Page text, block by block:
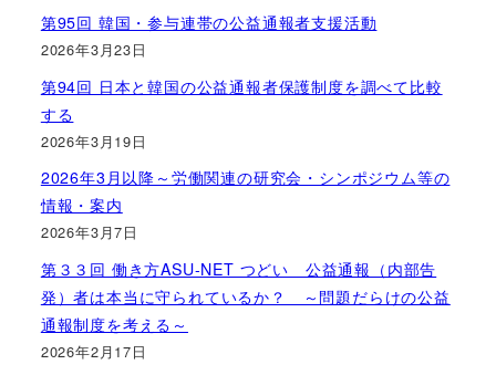
第95回 韓国・参与連帯の公益通報者支援活動
2026年3月23日
第94回 日本と韓国の公益通報者保護制度を調べて比較
する
2026年3月19日
2026年3月以降～労働関連の研究会・シンポジウム等の
情報・案内
2026年3月7日
第３３回 働き方ASU-NET つどい 公益通報（内部告
発）者は本当に守られているか？ ～問題だらけの公益
通報制度を考える～
2026年2月17日